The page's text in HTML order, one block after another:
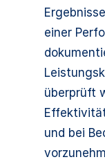
einer
überprüft
und bei